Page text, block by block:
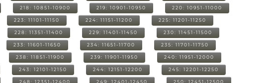
218: 10851-10900 219: 10901-10950 220: 10951-11000
223: 11101-11150 224: 11151-11200 225: 11201-11250
228: 11351-11400 229: 11401-11450 230: 11451-11500
233: 11601-11650 234: 11651-11700 235: 11701-11750
238: 11851-11900 239: 11901-11950 240: 11951-12000
243: 12101-12150 244: 12151-12200 245: 12201-12250
248: 12351-12400 249: 12401-12450 250: 12451-12500